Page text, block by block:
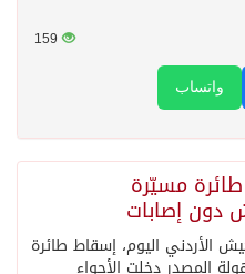
159
واتساب
مسيّرة
دون إصابات
الأردني اليوم، إسقاط طائرة
المصدر دخلت الأجواء